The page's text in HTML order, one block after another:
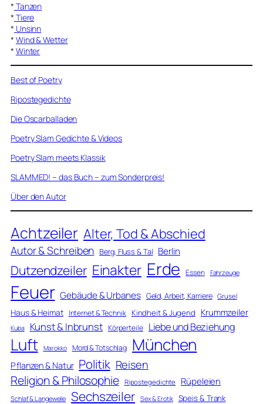
* Tanzen
* Tiere
* Unsinn
* Wind & Wetter
* Winter
Best of Poetry
Ripostegedichte
Die Oscarballaden
Poetry Slam Gedichte & Videos
Poetry Slam meets Klassik
SLAMMED! – das Buch – zum Sonderpreis!
Über den Autor
Achtzeiler Alter, Tod & Abschied
Autor & Schreiben Berg, Fluss & Tal Berlin
Dutzendzeiler Einakter Erde Essen Fahrzeuge
Feuer Gebäude & Urbanes Geld, Arbeit, Karriere Grusel
Haus & Heimat Internet & Technik Kindheit & Jugend Krummzeiler
Kuba Kunst & Inbrunst Körperteile Liebe und Beziehung
Luft Marokko Mord & Totschlag München
Pflanzen & Natur Politik Reisen
Religion & Philosophie Ripostegedichte Rüpeleien
Schlaf & Langeweile Sechszeiler Sex & Erotik Speis & Trank